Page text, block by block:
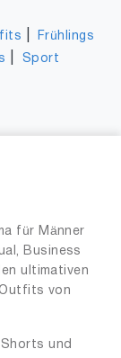
Frühlings
Sport
für Männer
Business
ultimativen
von
und